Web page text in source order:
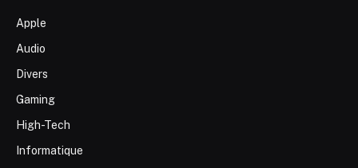
Apple
Audio
Divers
Gaming
High-Tech
Informatique